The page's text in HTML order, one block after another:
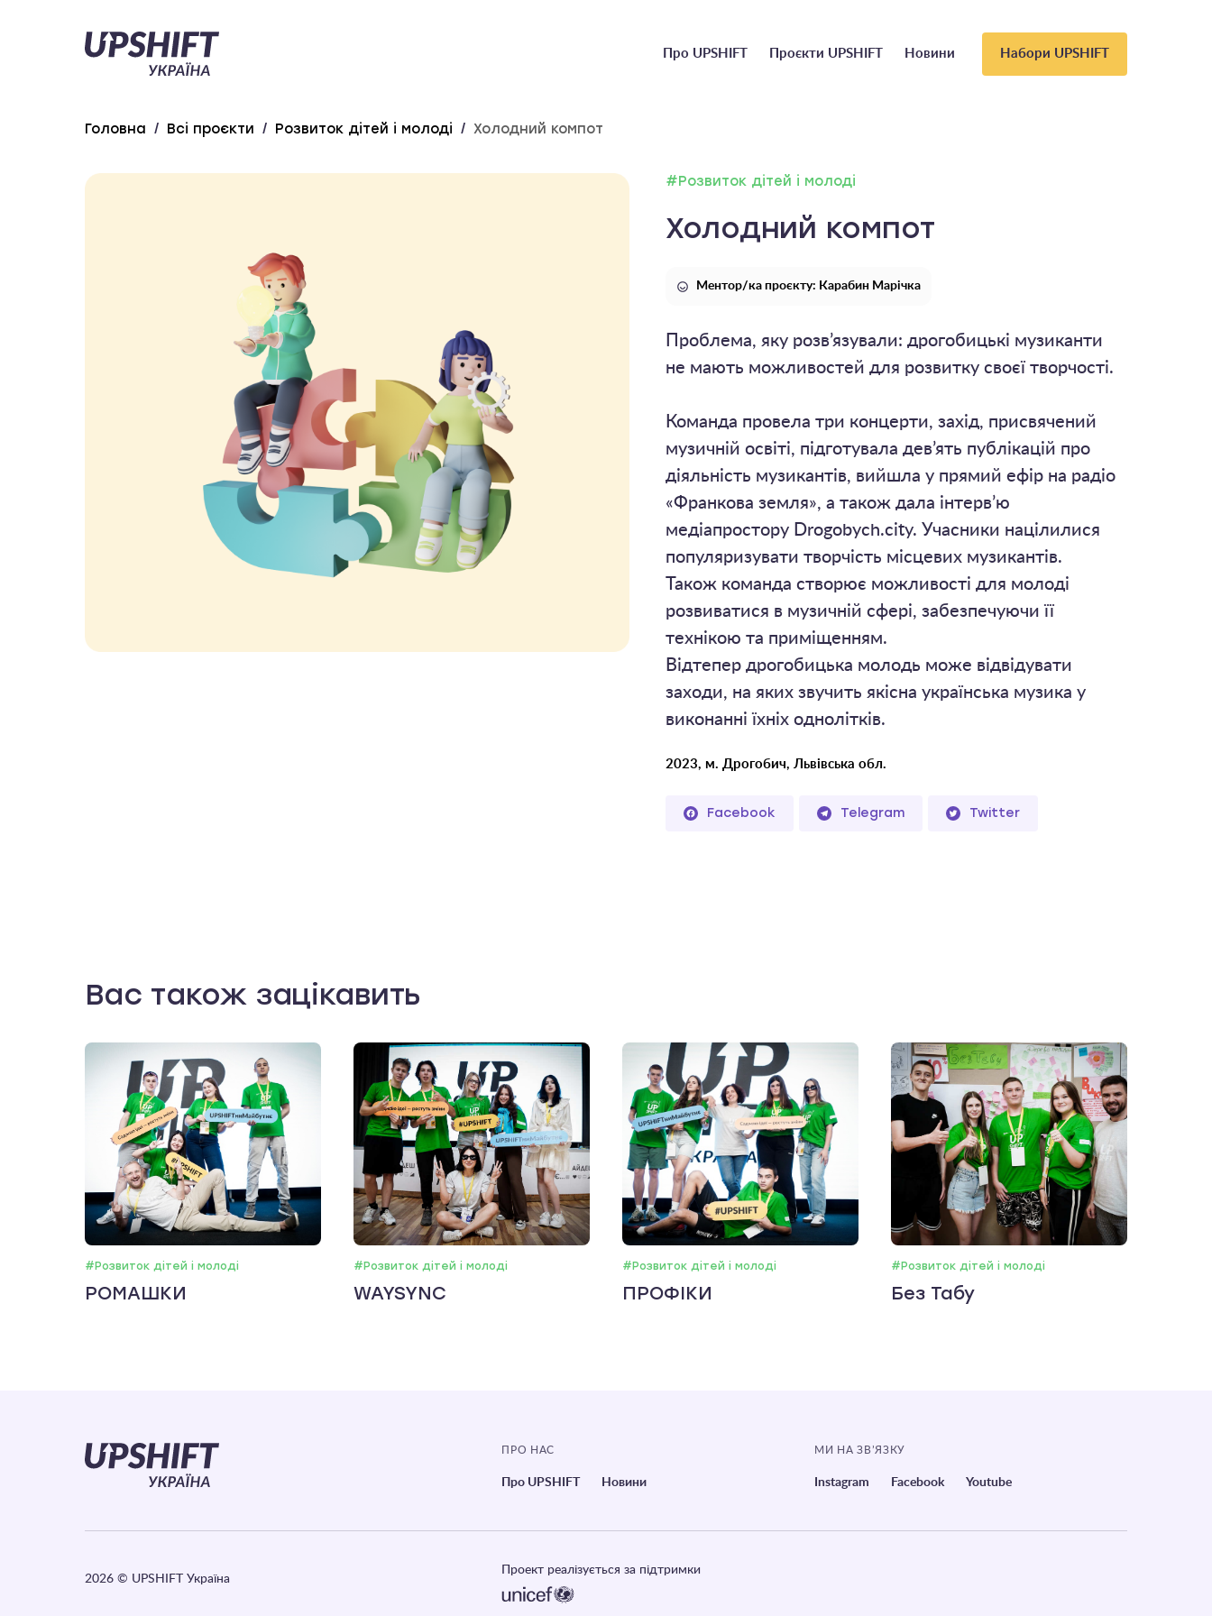
Upshift
Україна
Головне
Про UPSHIFT Проєкти UPSHIFT Новини Набори UPSHIFT
Головна / Всі проєкти / Розвиток дітей і молоді / Холодний компот
#Розвиток дітей і молоді
Холодний компот
Ментор/ка проєкту: Карабин Марічка
Проблема, яку розв’язували: дрогобицькі музиканти
не мають можливостей для розвитку своєї творчості.
Команда провела три концерти, захід, присвячений
музичній освіті, підготувала дев’ять публікацій про
діяльність музикантів, вийшла у прямий ефір на радіо
«Франкова земля», а також дала інтерв’ю
медіапростору Drogobych.city. Учасники націлилися
популяризувати творчість місцевих музикантів.
Також команда створює можливості для молоді
розвиватися в музичній сфері, забезпечуючи її
технікою та приміщенням.
Відтепер дрогобицька молодь може відвідувати
заходи, на яких звучить якісна українська музика у
виконанні їхніх однолітків.
2023, м. Дрогобич, Львівська обл.
Facebook Telegram Twitter
Вас також зацікавить
#Розвиток дітей і молоді
РОМАШКИ
#Розвиток дітей і молоді
WAYSYNC
#Розвиток дітей і молоді
ПРОФІКИ
#Розвиток дітей і молоді
Без Табу
ПРО НАС
Про UPSHIFT Новини
МИ НА ЗВ’ЯЗКУ
Instagram Facebook Youtube
2026 © UPSHIFT Україна
Проект реалізується за підтримки